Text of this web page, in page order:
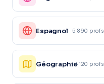
Espagnol 5 890 profs
Géographie4 120 profs